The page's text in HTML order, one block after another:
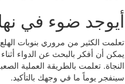
أيوجد ضوء في
تعلمت الكثير من مروري بنوبات
يمكن أن أفكر بالبحث عن الدواء
النجاة. تعلمت بالطريقة العملية
سينفجر يوماً ما في وجهك بالتأكيد.